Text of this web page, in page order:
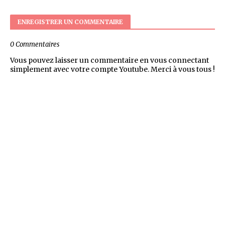
ENREGISTRER UN COMMENTAIRE
0 Commentaires
Vous pouvez laisser un commentaire en vous connectant
simplement avec votre compte Youtube. Merci à vous tous !